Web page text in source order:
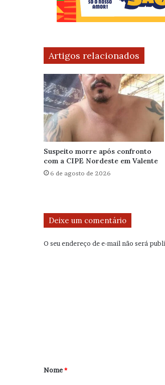
Artigos relacionados
Suspeito morre após confronto
com a CIPE Nordeste em Valente
6 de agosto de 2026
Deixe um comentário
O seu endereço de e-mail não será
r
Nome*